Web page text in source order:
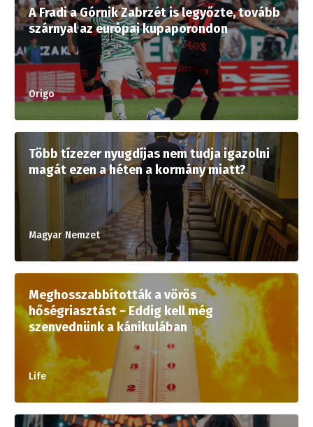
A Fradi a Górnik Zabrzét is legyőzte, tovább
szárnyal az európai kupaporondon
Origo
Több tízezer nyugdíjas nem tudja igazolni
magát ezen a héten a kormány miatt?
Magyar Nemzet
Meghosszabbították a vörös
hőségriasztást − Eddig kell még
szenvednünk a kánikulában
Life